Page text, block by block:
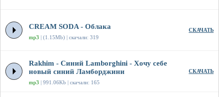
CREAM SODA - Облака
mp3 | (1.15Mb) | скачали: 319
СКАЧАТЬ
Rakhim - Синий Lamborghini - Хочу себе
новый синий Ламборджини
mp3 | 991.06Kb | скачали: 165
СКАЧАТЬ